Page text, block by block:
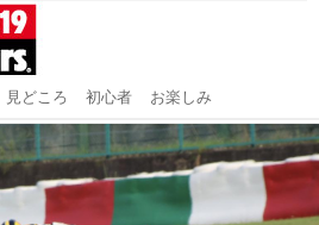
見どころ 初心者 お楽しみ